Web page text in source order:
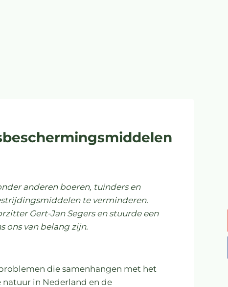
anderen boeren, tuinders en
te verminderen.
Gert-Jan Segers en stuurde een
ons van belang zijn.
die samenhangen met het
in Nederland en de